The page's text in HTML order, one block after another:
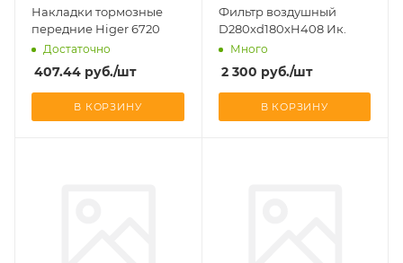
Накладки тормозные
передние Higer 6720
Достаточно
407.44 руб./шт
В КОРЗИНУ
Фильтр воздушный
D280хd180хH408 Ик.
Много
2 300 руб./шт
В КОРЗИНУ